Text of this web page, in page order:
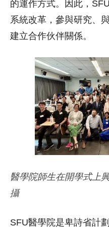
的運作方式。因此，
系統改革，參與研究、
建立合作伙伴關係。
醫學院師生在開學式上
攝
SFU醫學院是卑詩省計